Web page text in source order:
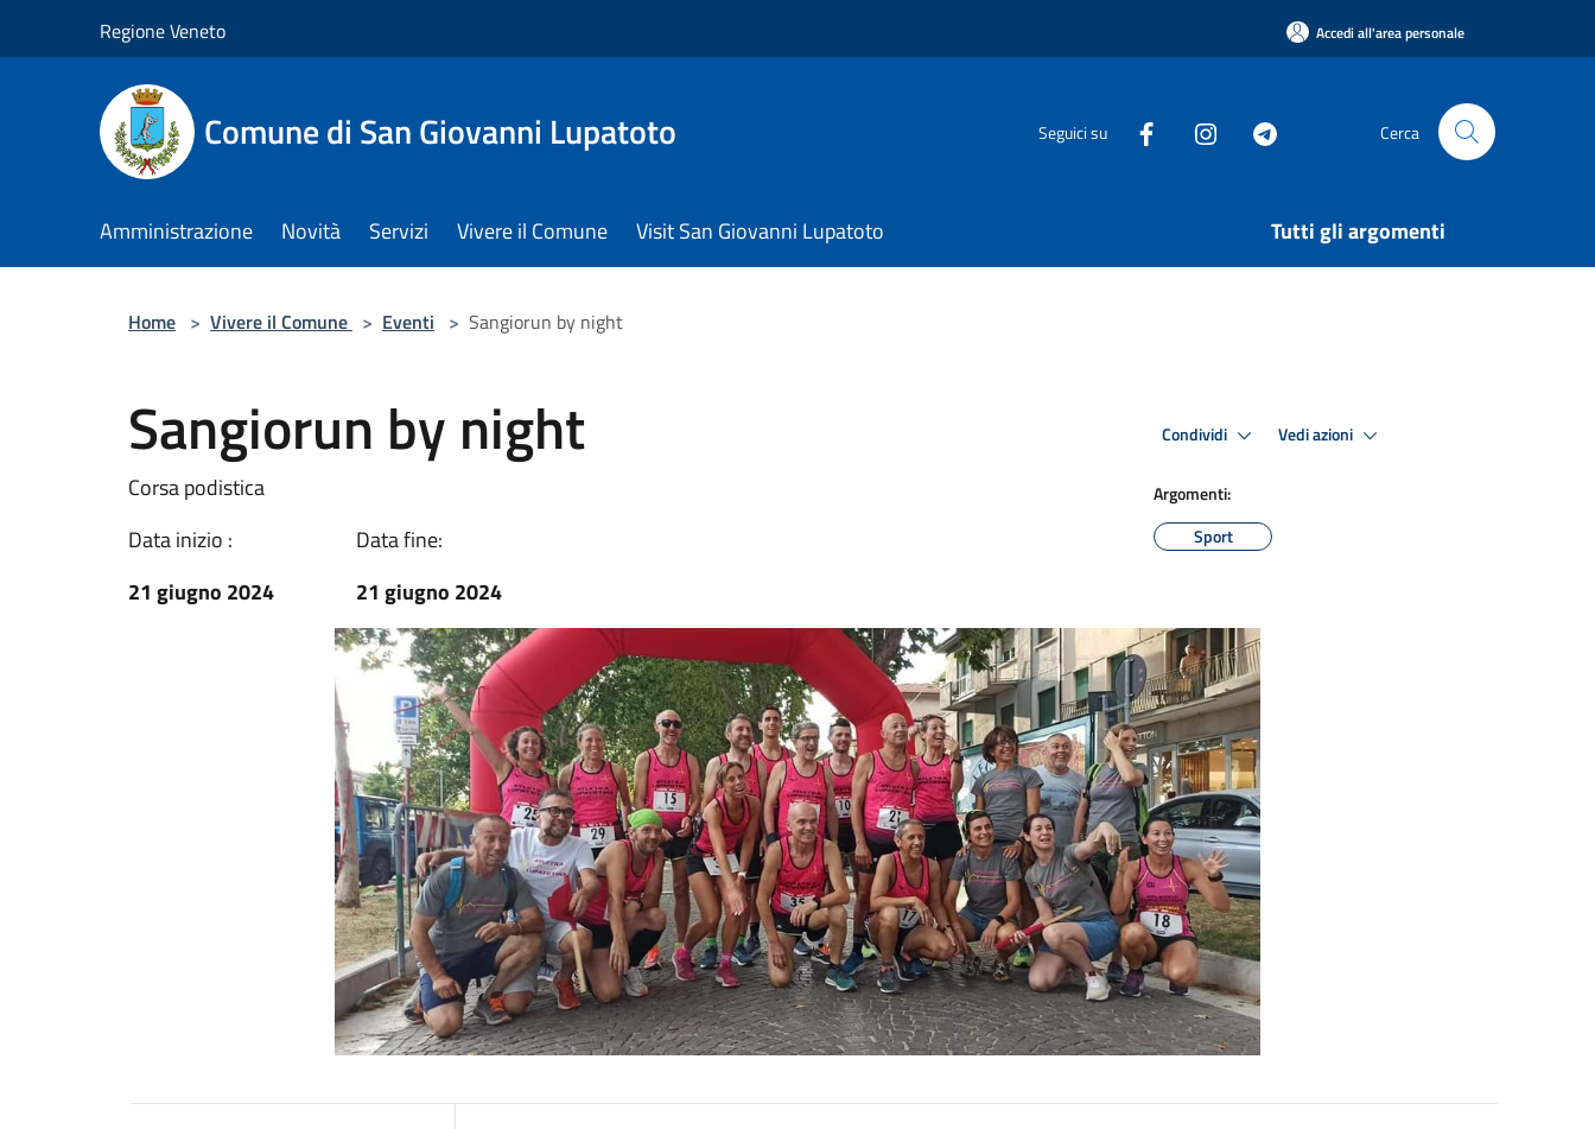
Regione Veneto Accedi all'area personale
Comune di San Giovanni Lupatoto Seguici su Cerca
Amministrazione Novità Servizi Vivere il Comune Visit San Giovanni Lupatoto Tutti gli argomenti
Home > Vivere il Comune > Eventi > Sangiorun by night
Sangiorun by night
Corsa podistica
Data inizio :
21 giugno 2024
Data fine:
21 giugno 2024
Condividi Vedi azioni
Argomenti:
Sport